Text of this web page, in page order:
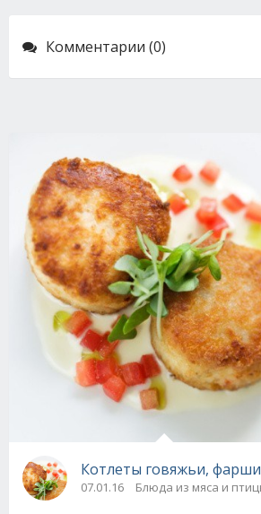
Комментарии (0)
Котлеты говяжьи,
07.01.16 Блюда из мяса и